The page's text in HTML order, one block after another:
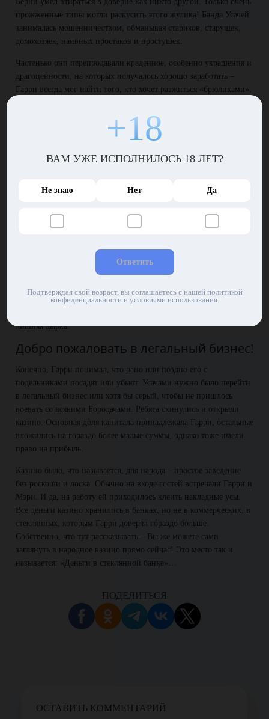
прожженные типы могли раскусить этого жулика! Банда Усачей
занималась мошенничеством, обманывая стариков, старушек,
домохозяек, наивных простаков и простушек.
Частенько они перепродавали краденное, особенно украшения и
драгоценности, на которых получалось хорошо заработать –
Гарри всегда мог найти того, кто хочет разжиться «брюликами»,
Бородатые беспредельщики
Бизнес шел просто отлично, пока не появились Бородачи. Они
бабушке вместе со всей бандой. Пришлось решать вопрос с
вопрос мирно. Банды встретились, но диалог получился
Началась заварушка, закончилась для Усачей почти бескровно,
для него, ранение оказалось неопасным. Пуля прошла на вылет.
лишняя дырка.
Добро пожаловать в легальный бизнес!
Конечно, Гарри понимал, что рано или поздно его с
подельниками посадят или убьют. Усачами нужно было перейти
в легальный бизнес или хотя бы серый, чтобы не пришлось
воевать со всякими Бородачами. Ребята скинулись и открыли
казино. Основная доля капитала принадлежала Гарри, остальные
вложились на гораздо более малые суммы, однако тоже имели
право на прибыль.
Казино было, что называется, для народа – простое заведение
без роскоши и лоска. Обычно на входе гостей встречали Гарри и
Мэри. И да, на работу ей приходилось клеить накладные усы.
Все деньги казино хранились в банках, но не в коммерческих, в
стеклянных, которым Гарри доверял гораздо больше.
Собственно, что тут рассказывать – Вы же можете сами
заглянуть в народное казино прямо сейчас! Это место так и
называется: «Деньги в стеклянной банке»…
ПОДЕЛИТЬСЯ
ОСТАВИТЬ КОММЕНТАРИЙ
+18
ВАМ УЖЕ ИСПОЛНИЛОСЬ 18 ЛЕТ?
Не знаю Нет Да
Ответить
Подтверждая свой возраст, вы соглашаетесь с нашей политикой
конфиденциальности и условиями использования.